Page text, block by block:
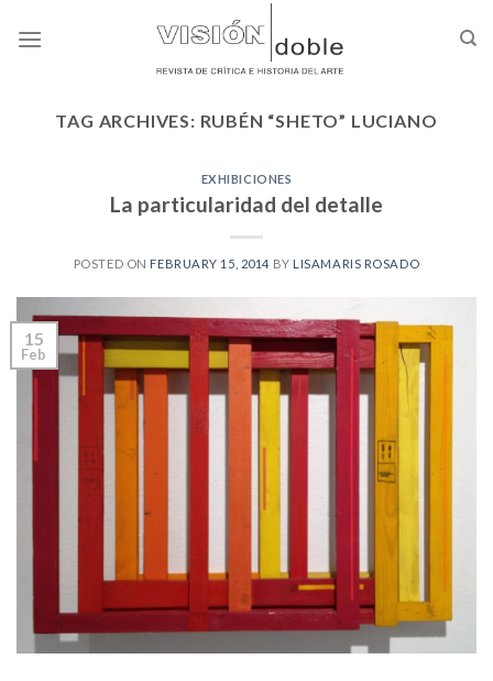
TAG ARCHIVES: RUBÉN “SHETO” LUCIANO
EXHIBICIONES
La particularidad del detalle
POSTED ON FEBRUARY 15, 2014 BY LISAMARIS ROSADO
15
Feb